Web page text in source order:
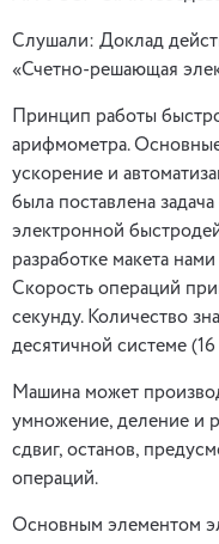
Слушали: Доклад
«Счетно-решающая
Принцип работы
арифмометра.
ускорение и
была поставлена
электронной
разработке макета
Скорость операций
секунду. Количество
десятичной системе
Машина может
умножение, деление и
сдвиг, останов,
операций.
Основным элементом